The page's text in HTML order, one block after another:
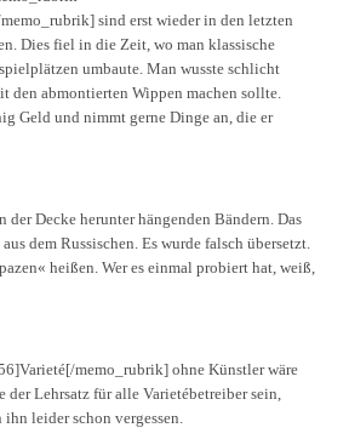
sind erst wieder in den letzten
Dies fiel in die Zeit, wo man klassische
umbaute. Man wusste schlicht
den abmontierten Wippen machen sollte.
Geld und nimmt gerne Dinge an, die er
der Decke herunter hängenden Bändern. Das
dem Russischen. Es wurde falsch übersetzt.
heißen. Wer es einmal probiert hat, weiß,
memo_rubrik] ohne Künstler wäre
der Lehrsatz für alle Varietébetreiber sein,
leider schon vergessen.